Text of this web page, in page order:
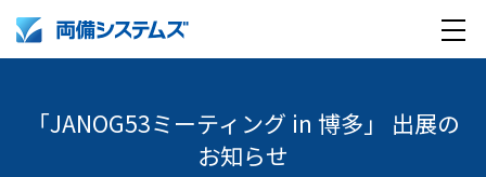
「JANOG53ミーティング in 博多」 出展の
お知らせ